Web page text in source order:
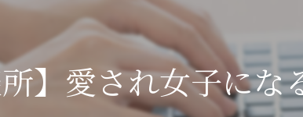
成婚
再婚
】愛され女子にな